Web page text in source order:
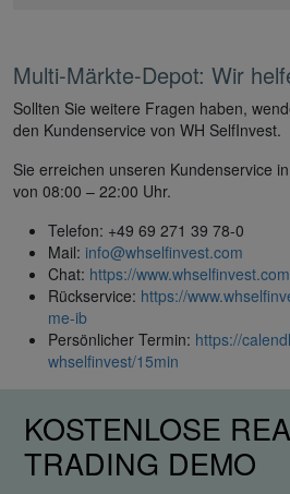
Multi-Märkte-Depot: Wir
Sollten Sie weitere Fragen haben,
den Kundenservice von WH SelfInvest.
Sie erreichen unseren Kundenservice
von 08:00 – 22:00 Uhr.
Telefon: +49 69 271 39 78-0
Mail: info@whselfinvest.com
Chat: https://
Rückservice: https://
me-ib
Persönlicher Termin: https://
whselfinvest/15min
KOSTENLOSE
TRADING DEMO